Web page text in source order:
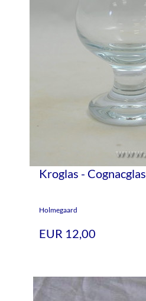
Kroglas - Cognacglas
Holmegaard
EUR 12,00